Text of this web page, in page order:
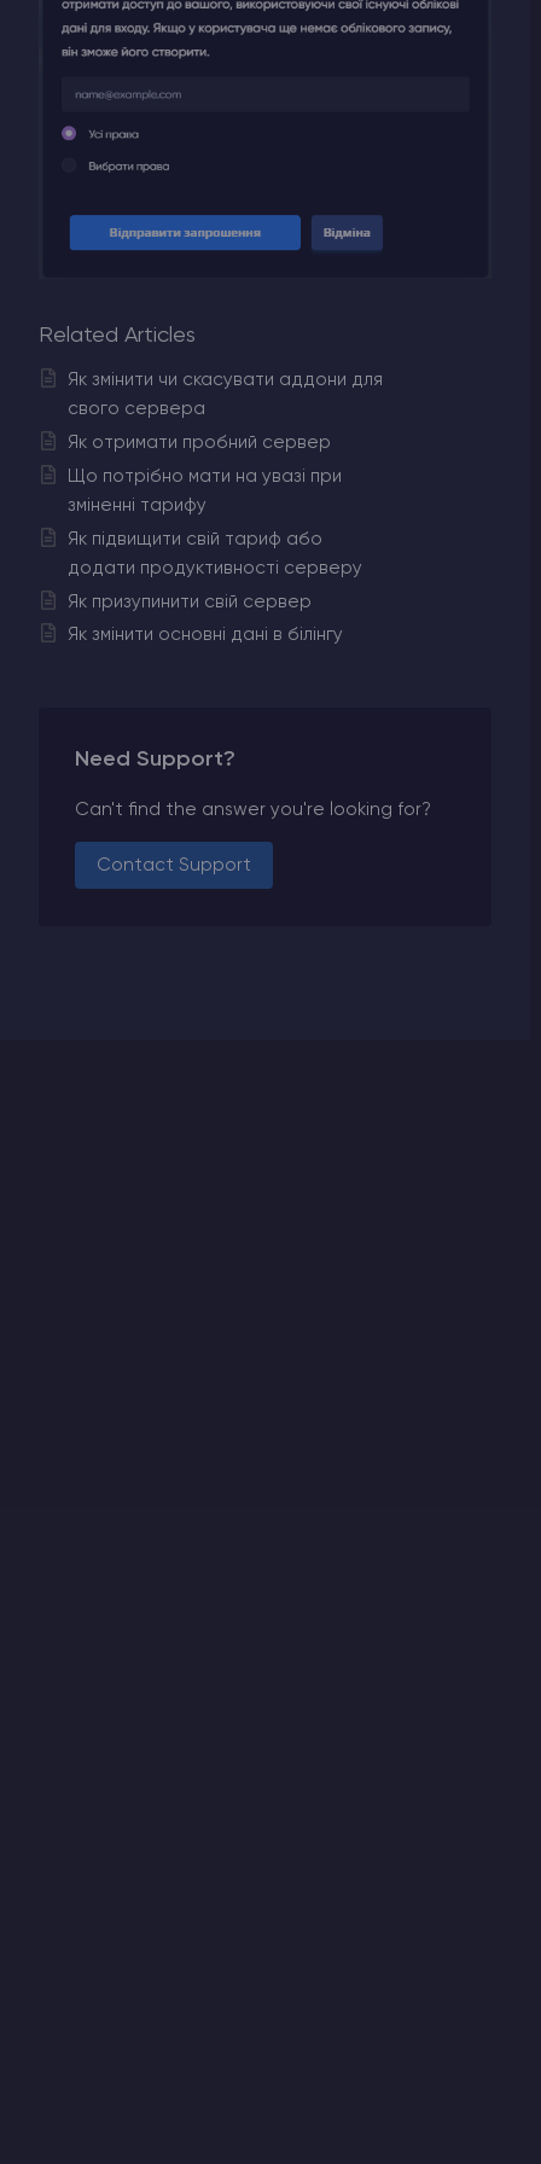
Related Articles
Як змінити чи скасувати аддони для
свого сервера
Як отримати пробний сервер
Що потрібно мати на увазі при
зміненні тарифу
Як підвищити свій тариф або
додати продуктивності серверу
Як призупинити свій сервер
Як змінити основні дані в білінгу
Need Support?
Can't find the answer you're looking for?
Contact Support